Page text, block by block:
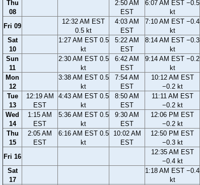
Thu
08
2:50 AM
EST
6:07 AM EST −0.5
kt
Fri 09
12:32 AM EST
0.5 kt
4:03 AM
EST
7:10 AM EST −0.4
kt
Sat
10
1:27 AM EST 0.5
kt
5:22 AM
EST
8:14 AM EST −0.3
kt
Sun
11
2:30 AM EST 0.5
kt
6:42 AM
EST
9:14 AM EST −0.2
kt
Mon
12
3:38 AM EST 0.5
kt
7:54 AM
EST
10:12 AM EST
−0.2 kt
Tue
13
12:19 AM
EST
4:43 AM EST 0.5
kt
8:50 AM
EST
11:11 AM EST
−0.2 kt
Wed
14
1:15 AM
EST
5:36 AM EST 0.5
kt
9:30 AM
EST
12:06 PM EST
−0.2 kt
Thu
15
2:05 AM
EST
6:16 AM EST 0.5
kt
10:02 AM
EST
12:50 PM EST
−0.3 kt
Fri 16
12:35 AM EST
−0.4 kt
Sat
17
1:18 AM EST −0.4
kt